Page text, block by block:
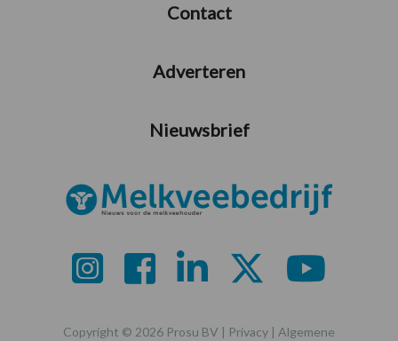
Contact
Adverteren
Nieuwsbrief
Copyright © 2026 Prosu BV | Privacy | Algemene